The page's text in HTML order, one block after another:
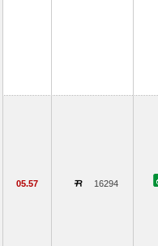
05.57 16294